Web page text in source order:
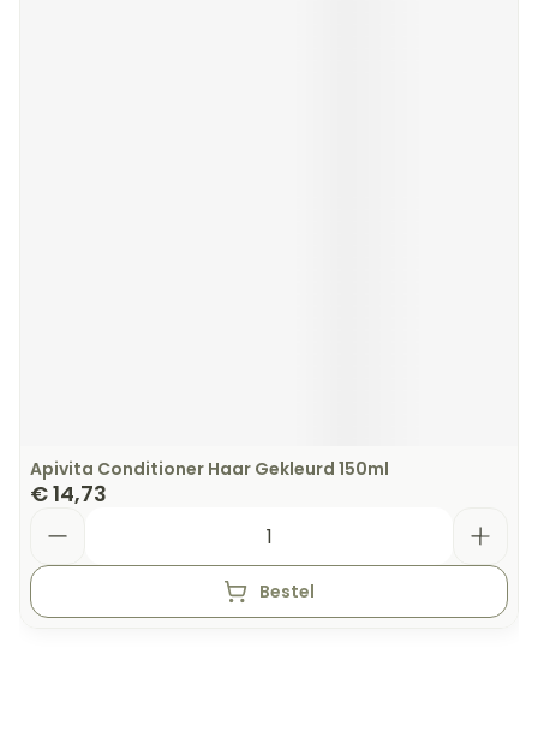
Apivita Conditioner Haar Gekleurd 150ml
€ 14,73
Bestel